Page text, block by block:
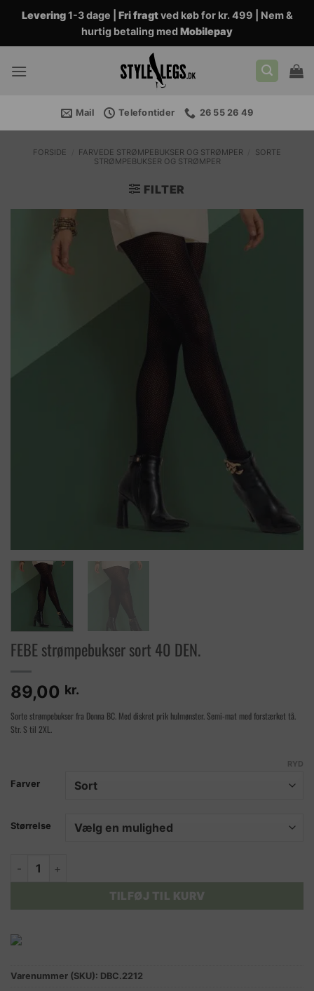
Fortsæt
indhold
Levering1-3 dage | Fri fragtved køb for kr. 499 | Nem &
hurtig betaling medMobilepay
Mail Telefontider 26 55 26 49
FORSIDE FARVEDE STRØMPEBUKSER OG STRØMPER
SORTE
STRØMPEBUKSER OG STRØMPER
FILTER
FEBE strømpebukser sort 40 DEN.
89,00 kr.
Sorte strømpebukser fra Donna BC. Med diskret prik hulmønster. Semi-mat med forstærket tå.
Str. S til 2XL.
Farver
Størrelse
RYD
FEBE strømpebukser sort 40 DEN. antal
TILFØJ TIL KURV
Varenummer (SKU): DBC.2212